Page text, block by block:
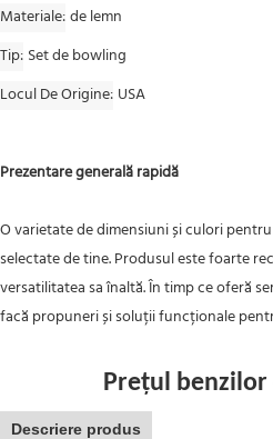
Materiale de lemn
Tip Set de bowling
Locul De Origine USA
Prezentare generală rapidă
O varietate de dimensiuni și culori
selectate de tine. Produsul este foarte
versatilitatea sa înaltă. În timp ce oferă
facă propuneri și soluții funcționale
Prețul
Descriere produs